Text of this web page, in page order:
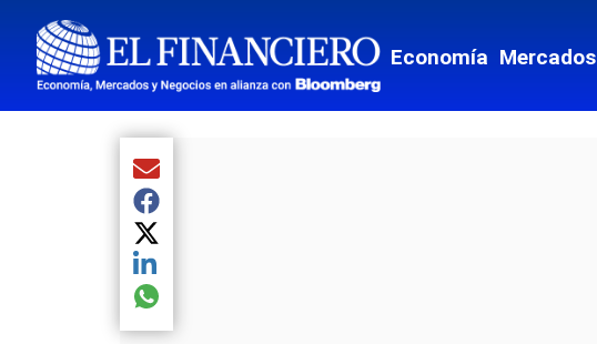
Economía Mercados
Compartir el artículo actual mediante Email
Compartir el artículo actual mediante Facebook
Compartir el artículo actual mediante Twitter
Compartir el artículo actual mediante LinkedIn
Compartir el artículo actual mediante global.social-whatsapp